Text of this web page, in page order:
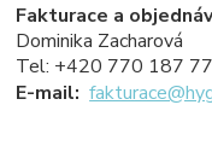
Fakturace a
Dominika Zacharová
Tel: +420 770 187
E-mail: